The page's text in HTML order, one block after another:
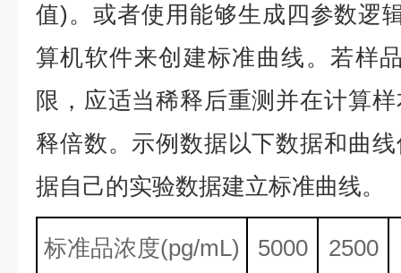
值)。或者使用能够生成四参数逻
算机软件来创建标准曲线。若样
限，应适当稀释后重测并在计算
释倍数。示例数据以下数据和曲
据自己的实验数据建立标准曲线。
标准品浓度(pg/mL) 5000 2500